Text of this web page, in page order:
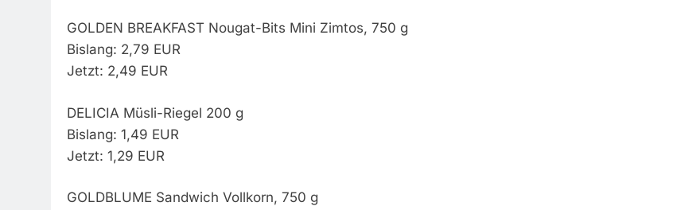
GOLDEN BREAKFAST Nougat-Bits Mini Zimtos, 750 g
Bislang: 2,79 EUR
Jetzt: 2,49 EUR
DELICIA Müsli-Riegel 200 g
Bislang: 1,49 EUR
Jetzt: 1,29 EUR
GOLDBLUME Sandwich Vollkorn, 750 g